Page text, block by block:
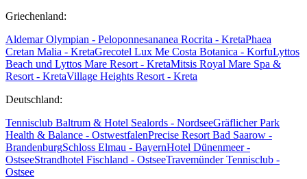
Griechenland:
Aldemar Olympian - Peloponnesananea Rocrita - KretaPhaea
Cretan Malia - KretaGrecotel Lux Me Costa Botanica - KorfuLyttos
Beach und Lyttos Mare Resort - KretaMitsis Royal Mare Spa &
Resort - KretaVillage Heights Resort - Kreta
Deutschland:
Tennisclub Baltrum & Hotel Sealords - NordseeGräflicher Park
Health & Balance - OstwestfalenPrecise Resort Bad Saarow -
BrandenburgSchloss Elmau - BayernHotel Dünenmeer -
OstseeStrandhotel Fischland - OstseeTravemünder Tennisclub -
Ostsee